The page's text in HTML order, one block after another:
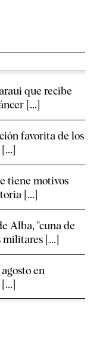
que recibe
[...]
favorita de los
tiene motivos
[...]
Alba, "cuna de
militares [...]
en